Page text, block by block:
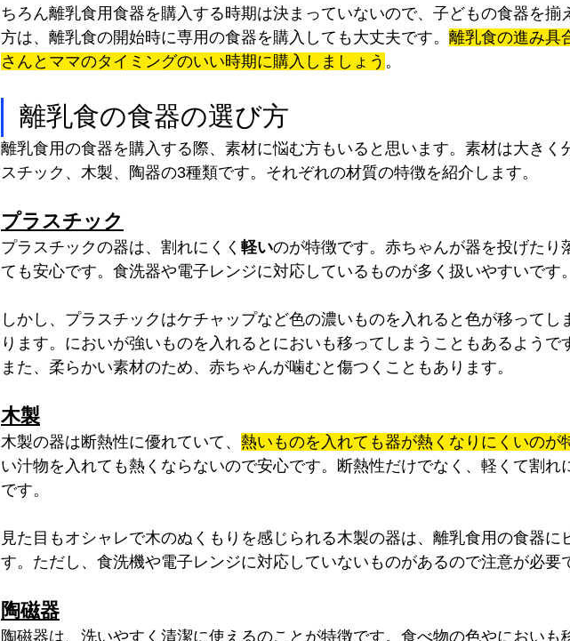
ちろん離乳食用食器を購入する時期は決まっていないので、子どもの食器を揃
方は、離乳食の開始時に専用の食器を購入しても大丈夫です。 離乳食の進み具
さんとママのタイミングのいい時期に購入しましょう 。
離乳食の食器の選び方
離乳食用の食器を購入する際、素材に悩む方もいると思います。素材は大きく
スチック、木製、陶器の3種類です。それぞれの材質の特徴を紹介します。
プラスチック
プラスチックの器は、割れにくく 軽いのが特徴です。赤ちゃんが器を投げたり
ても安心です。食洗器や電子レンジに対応しているものが多く扱いやすいです。
しかし、プラスチックはケチャップなど色の濃いものを入れると色が移ってし
ります。においが強いものを入れるとにおいも移ってしまうこともあるようで
また、柔らかい素材のため、赤ちゃんが噛むと傷つくこともあります。
木製
木製の器は断熱性に優れていて、 熱いものを入れても器が熱くなりにくいのが
い汁物を入れても熱くならないので安心です。断熱性だけでなく、軽くて割れ
です。
見た目もオシャレで木のぬくもりを感じられる木製の器は、離乳食用の食器に
す。ただし、食洗機や電子レンジに対応していないものがあるので注意が必要
陶磁器
陶磁器は、洗いやすく清潔に使えるのことが特徴です。食べ物の色やにおいも